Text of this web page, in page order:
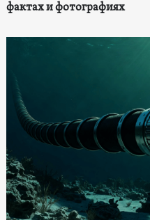
фактах и фотографиях